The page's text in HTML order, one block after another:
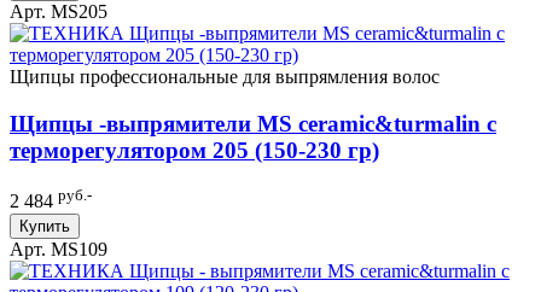
Арт. MS205
Щипцы профессиональные для выпрямления волос
Щипцы -выпрямители MS ceramic&turmalin c
терморегулятором 205 (150-230 гр)
2 484 руб.-
Купить
Арт. MS109